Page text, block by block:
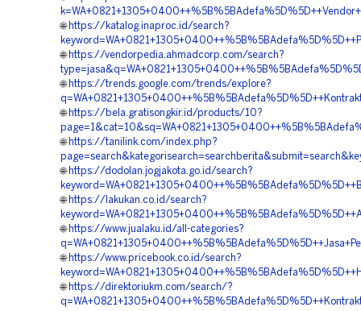
🌐 https://katalog.inaproc.id/search?
🌐 https://vendorpedia.ahmadcorp.com/search?
🌐 https://trends.google.com/trends/explore?
🌐 https://bela.gratisongkir.id/products/10?
🌐 https://tanilink.com/index.php?
🌐 https://dodolan.jogjakota.go.id/search?
🌐 https://lakukan.co.id/search?
🌐 https://www.jualaku.id/all-categories?
🌐 https://www.pricebook.co.id/search?
🌐 https://direktoriukm.com/search/?